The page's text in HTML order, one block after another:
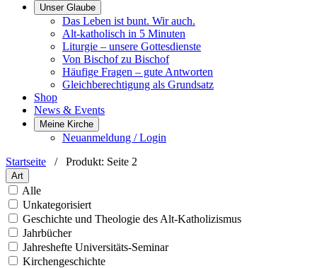
Unser Glaube
Das Leben ist bunt. Wir auch.
Alt-katholisch in 5 Minuten
Liturgie – unsere Gottesdienste
Von Bischof zu Bischof
Häufige Fragen – gute Antworten
Gleichberechtigung als Grundsatz
Shop
News & Events
Meine Kirche
Neuanmeldung / Login
Startseite / Produkt: Seite 2
Art
Alle
Unkategorisiert
Geschichte und Theologie des Alt-Katholizismus
Jahrbücher
Jahreshefte Universitäts-Seminar
Kirchengeschichte